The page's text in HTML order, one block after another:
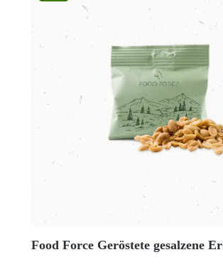
Food Force Geröstete gesalzene